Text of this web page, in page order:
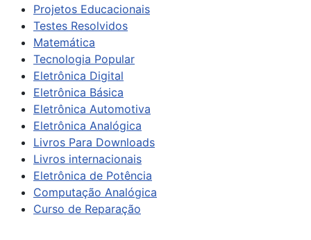
Projetos Educacionais
Testes Resolvidos
Matemática
Tecnologia Popular
Eletrônica Digital
Eletrônica Básica
Eletrônica Automotiva
Eletrônica Analógica
Livros Para Downloads
Livros internacionais
Eletrônica de Potência
Computação Analógica
Curso de Reparação